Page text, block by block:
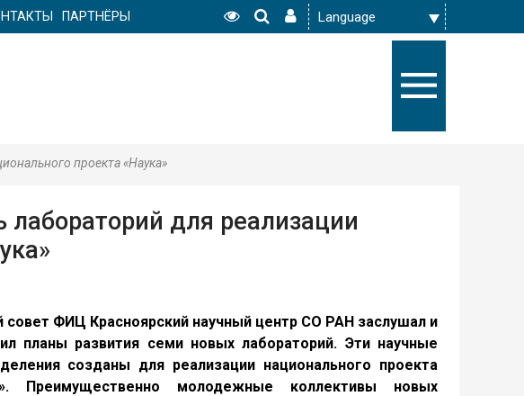
ПАРТНЁРЫ
проекта «Наука»
для реализации
совет ФИЦ Красноярский научный центр СО РАН заслушал и
планы развития семи новых лабораторий. Эти научные
созданы для реализации национального проекта
Преимущественно молодежные коллективы новых